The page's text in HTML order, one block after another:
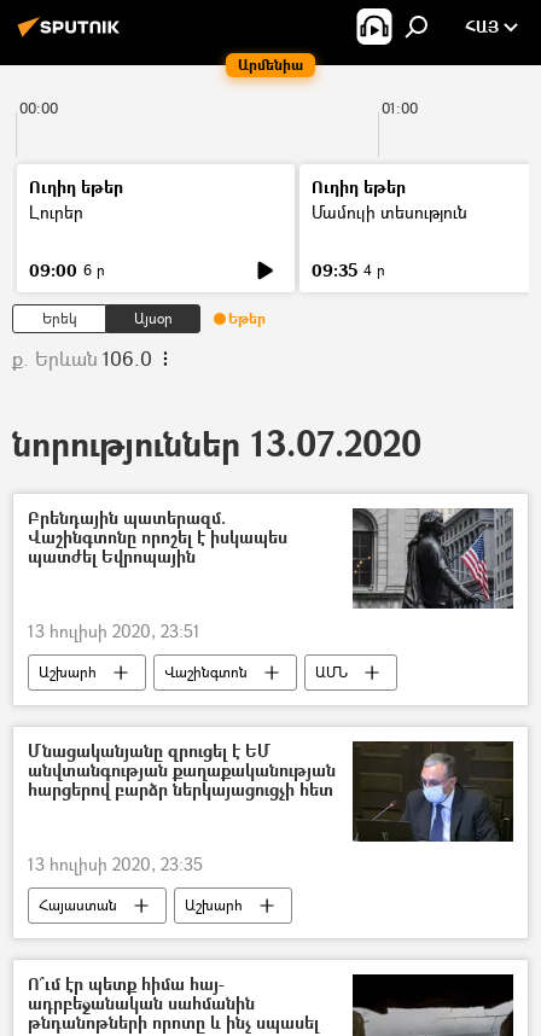
Արմենիա
ՀԱՅ
00:00 01:00
Ուղիղ եթեր
Լուրեր
09:00 6 ր
Ուղիղ եթեր
Մամուլի տեսություն
09:35 4 ր
Երեկ Այսօր Եթեր
ք. Երևան 106.0
նորություններ 13.07.2020
Բրենդային պատերազմ.
Վաշինգտոնը որոշել է իսկապես
պատժել Եվրոպային
13 հուլիսի 2020, 23:51
Աշխարհ Վաշինգտոն
ԱՄՆ
Ֆրանսիա
Մնացականյանը զրուցել է ԵՄ
անվտանգության քաղաքականության
հարցերով բարձր ներկայացուցչի հետ
13 հուլիսի 2020, 23:35
Հայաստան
Աշխարհ
Զոհրաբ Մնացականյան
Եվրամիություն
Սահման
հայ-ադրբեջանական
Ադրբեջան
հրետակոծություն
Ո՞ւմ էր պետք հիմա հայ-
ադրբեջանական սահմանին
թնդանոթների որոտը և ինչ սպասել